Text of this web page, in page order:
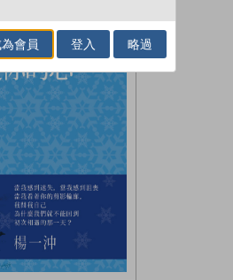
會員 登入 略過